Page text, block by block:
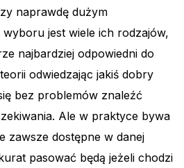
naprawdę dużym
jest wiele ich rodzajów,
najbardziej odpowiedni do
odwiedzając jakiś dobry
bez problemów znaleźć
Ale w praktyce bywa
zawsze dostępne w danej
pasować będą jeżeli chodzi